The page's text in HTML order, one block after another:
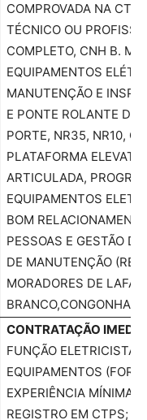
COMPROVADA NA
TÉCNICO OU
COMPLETO, CNH B.
EQUIPAMENTOS
MANUTENÇÃO E
E PONTE ROLANTE DE
PORTE, NR35, NR10,
PLATAFORMA
ARTICULADA,
EQUIPAMENTOS
BOM
PESSOAS E GESTÃO
DE MANUTENÇÃO
MORADORES DE
BRANCO,CONGONHAS
CONTRATAÇÃO
FUNÇÃO ELETRICISTA
EQUIPAMENTOS
EXPERIÊNCIA MÍNIMA
REGISTRO EM CTPS; 5º